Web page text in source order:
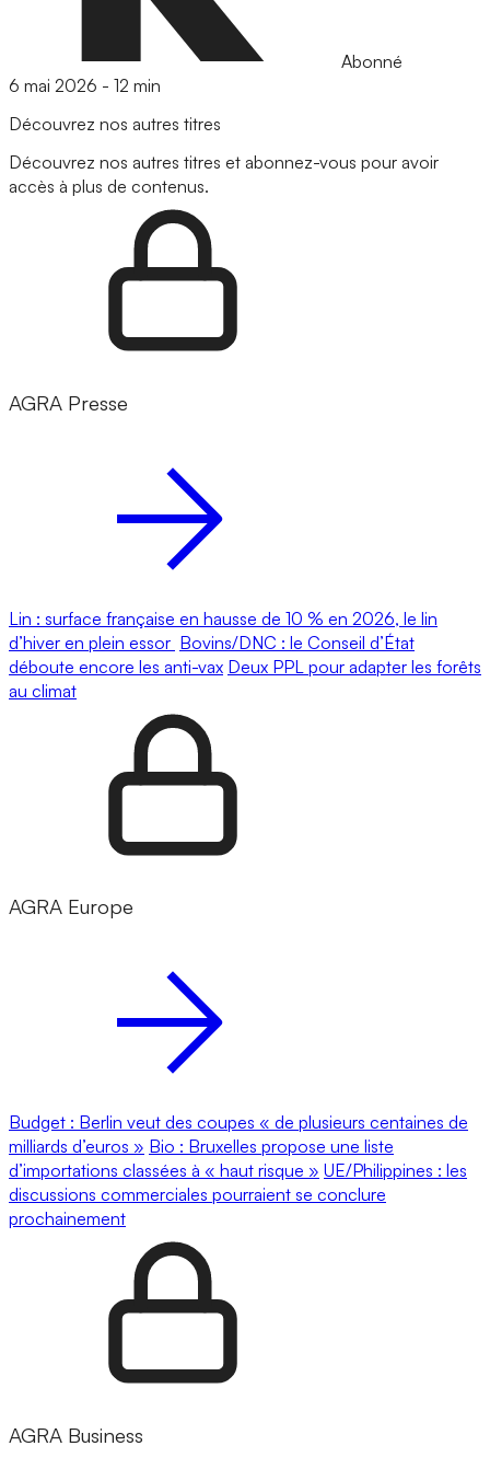
Abonné
6 mai 2026 - 12 min
Découvrez nos autres titres
Découvrez nos autres titres et abonnez-vous pour avoir
accès à plus de contenus.
AGRA Presse
Lin : surface française en hausse de 10 % en 2026, le lin
d’hiver en plein essor Bovins/DNC : le Conseil d’État
déboute encore les anti-vax Deux PPL pour adapter les forêts
au climat
AGRA Europe
Budget : Berlin veut des coupes « de plusieurs centaines de
milliards d’euros » Bio : Bruxelles propose une liste
d’importations classées à « haut risque » UE/Philippines : les
discussions commerciales pourraient se conclure
prochainement
AGRA Business